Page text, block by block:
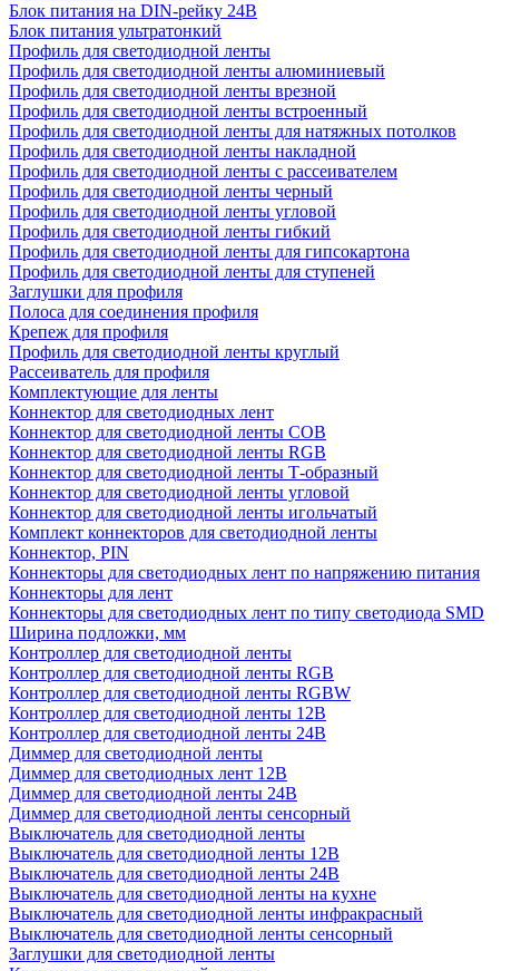
Блок питания на DIN-рейку 24В
Блок питания ультратонкий
Профиль для светодиодной ленты
Профиль для светодиодной ленты алюминиевый
Профиль для светодиодной ленты врезной
Профиль для светодиодной ленты встроенный
Профиль для светодиодной ленты для натяжных потолков
Профиль для светодиодной ленты накладной
Профиль для светодиодной ленты с рассеивателем
Профиль для светодиодной ленты черный
Профиль для светодиодной ленты угловой
Профиль для светодиодной ленты гибкий
Профиль для светодиодной ленты для гипсокартона
Профиль для светодиодной ленты для ступеней
Заглушки для профиля
Полоса для соединения профиля
Крепеж для профиля
Профиль для светодиодной ленты круглый
Рассеиватель для профиля
Комплектующие для ленты
Коннектор для светодиодных лент
Коннектор для светодиодной ленты COB
Коннектор для светодиодной ленты RGB
Коннектор для светодиодной ленты Т-образный
Коннектор для светодиодной ленты угловой
Коннектор для светодиодной ленты игольчатый
Комплект коннекторов для светодиодной ленты
Коннектор, PIN
Коннекторы для светодиодных лент по напряжению питания
Коннекторы для лент
Коннекторы для светодиодных лент по типу светодиода SMD
Ширина подложки, мм
Контроллер для светодиодной ленты
Контроллер для светодиодной ленты RGB
Контроллер для светодиодной ленты RGBW
Контроллер для светодиодной ленты 12В
Контроллер для светодиодной ленты 24В
Диммер для светодиодной ленты
Диммер для светодиодных лент 12В
Диммер для светодиодной ленты 24В
Диммер для светодиодной ленты сенсорный
Выключатель для светодиодной ленты
Выключатель для светодиодной ленты 12В
Выключатель для светодиодной ленты 24В
Выключатель для светодиодной ленты на кухне
Выключатель для светодиодной ленты инфракрасный
Выключатель для светодиодной ленты сенсорный
Заглушки для светодиодной ленты